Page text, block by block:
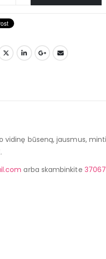
būseną, jausmus,
arba skambinkite